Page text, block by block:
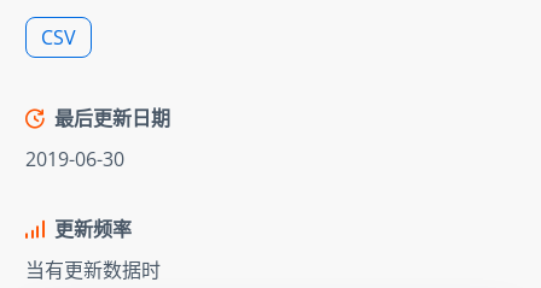
CSV
最后更新日期
2019-06-30
更新频率
当有更新数据时